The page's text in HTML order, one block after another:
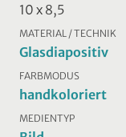
10 x 8,5
MATERIAL / TECHNIK
Glasdiapositiv
FARBMODUS
handkoloriert
MEDIENTYP